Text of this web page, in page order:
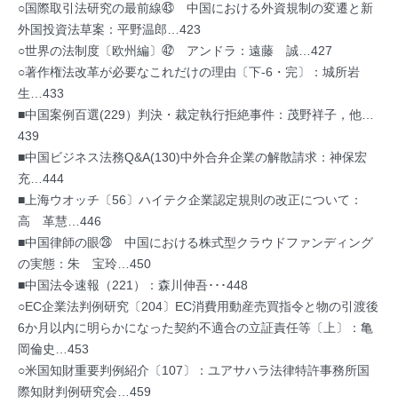
○国際取引法研究の最前線㊸ 中国における外資規制の変遷と新
外国投資法草案：平野温郎…423
○世界の法制度〔欧州編〕㊷ アンドラ：遠藤 誠…427
○著作権法改革が必要なこれだけの理由〔下-6・完〕：城所岩
生…433
■中国案例百選(229）判決・裁定執行拒絶事件：茂野祥子，他…
439
■中国ビジネス法務Q&A(130)中外合弁企業の解散請求：神保宏
充…444
■上海ウオッチ〔56〕ハイテク企業認定規則の改正について：
高 革慧…446
■中国律師の眼㉘ 中国における株式型クラウドファンディング
の実態：朱 宝玲…450
■中国法令速報（221）：森川伸吾･･･448
○EC企業法判例研究〔204〕EC消費用動産売買指令と物の引渡後
6か月以内に明らかになった契約不適合の立証責任等〔上〕：亀
岡倫史…453
○米国知財重要判例紹介〔107〕：ユアサハラ法律特許事務所国
際知財判例研究会…459